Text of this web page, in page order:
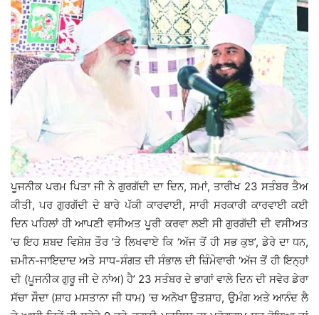
ਪੂਜਨੀਕ ਪਰਮ ਪਿਤਾ ਜੀ ਨੇ ਗੁਰਗੱਦੀ ਦਾ ਦਿਨ, ਸਮਾਂ, ਤਾਰੀਖ 23 ਸਤੰਬਰ ਤੈਅ
ਕੀਤੀ, ਪਰ ਗੁਰਗੱਦੀ ਦੇ ਬਾਰੇ ਪੱਕੀ ਕਾਰਵਾਈ, ਸਾਰੀ ਸਰਕਾਰੀ ਕਾਰਵਾਈ ਕਈ
ਦਿਨ ਪਹਿਲਾਂ ਹੀ ਆਪਣੀ ਵਸੀਅਤ ਪੂਰੀ ਕਰਵਾ ਲਈ ਸੀ ਗੁਰਗੱਦੀ ਦੀ ਵਸੀਅਤ
’ਚ ਇਹ ਸ਼ਬਦ ਵਿਸ਼ੇਸ਼ ਤੌਰ ’ਤੇ ਲਿਖਵਾਏ ਕਿ ‘ਅੱਜ ਤੋਂ ਹੀ ਸਭ ਕੁਝ’, ਡੇਰੇ ਦਾ ਧਨ,
ਜ਼ਮੀਨ-ਜਾਇਦਾਦ ਅਤੇ ਸਾਧ-ਸੰਗਤ ਦੀ ਸੰਭਾਲ ਦੀ ਜ਼ਿੰਮੇਵਾਰੀ ‘ਅੱਜ ਤੋਂ ਹੀ ਇਨ੍ਹਾਂ
ਦੀ (ਪੂਜਨੀਕ ਗੁਰੂ ਜੀ ਦੇ ਨਾਂਅ) ਹੈ’ 23 ਸਤੰਬਰ ਦੇ ਭਾਗਾਂ ਵਾਲੇ ਦਿਨ ਦੀ ਸਵੇਰ ਡੇਰਾ
ਸੱਚਾ ਸੌਦਾ (ਸ਼ਾਹ ਮਸਤਾਨਾ ਜੀ ਧਾਮ) ’ਚ ਅਨੋਖਾ ਉਤਸ਼ਾਹ, ਉਮੰਗ ਅਤੇ ਆਨੰਦ ਲੈ